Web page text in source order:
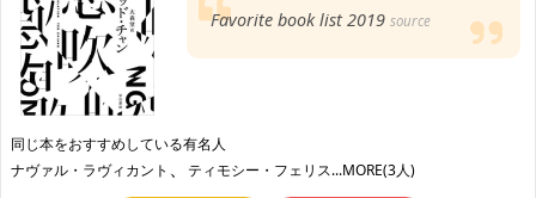
Favorite book list 2019source
同じ本をおすすめしている有名人
ナヴァル・ラヴィカント 、 ティモシー・フェリス...MORE(3人)